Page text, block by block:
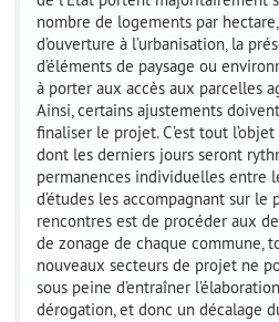
nombre de logements par
d’ouverture à l’urbanisation, la
d’éléments de paysage ou
à porter aux accès aux parcelles
Ainsi, certains ajustements
finaliser le projet. C’est tout
dont les derniers jours seront
permanences individuelles entre
d’études les accompagnant sur le
rencontres est de procéder aux
de zonage de chaque commune,
nouveaux secteurs de projet ne
sous peine d’entraîner
dérogation, et donc un décalage